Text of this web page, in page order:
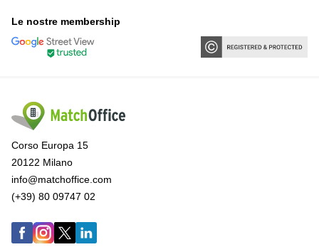
Le nostre membership
Corso Europa 15
20122 Milano
info@matchoffice.com
(+39) 80 09747 02